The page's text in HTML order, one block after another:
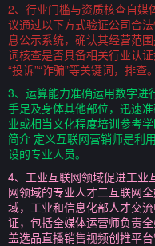
2、行业门槛与资质核查自媒
议通过以下方式验证公司合
息公示系统，确认其经营范
词核查是否具备相关行业认
“投诉”“诈骗”等关键词，排查。
3、运算能力准确运用数字进
手足及身体其他部位，迅速
业或相当文化程度培训参考
简介 定义互联网营销师是利
设的专业人员。
4、工业互联网领域促进工业
网领域的专业人才二互联网
域，工业和信息化部人才交
证，包括全媒体运营师负责
盖选品直播销售视频创推平台